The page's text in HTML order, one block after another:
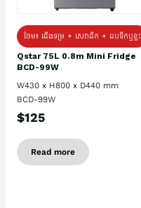
ថែម៖ ជេីងទម្រ + សេវាដឹក + ដបទឹកឬខ្ទះ
Qstar 75L 0.8m Mini Fridge
BCD-99W
W430 x H800 x D440 mm
BCD-99W
$125
Read more